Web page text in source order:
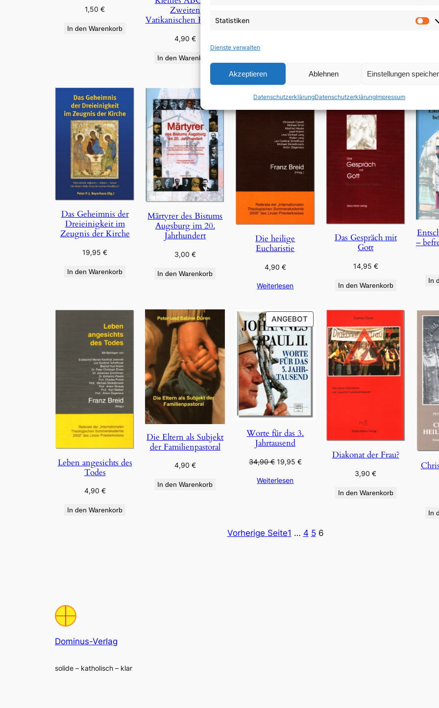
Statistiken
Dienste verwalten
Akzeptieren Ablehnen Einstellungen
DatenschutzerklärungDatenschutzerklärungImpressum
1,50€
In den Warenkorb
Zweiten
Vatikanischen Konzils
4,90 €
In den Warenkorb
In den Warenkorb
In
Das Geheimnis der
Dreieinigkeit im
Zeugnis der Kirche
19,95€
In den Warenkorb
Märtyrer des Bistums
Augsburg im 20.
Jahrhundert
3,00 €
In den Warenkorb
Die heilige
Eucharistie
4,90 €
Weiterlesen
Das Gespräch mit
Gott
14,95 €
In den Warenkorb
–
In
Leben angesichts des
Todes
4,90 €
In den Warenkorb
Die Eltern als Subjekt
der Familienpastoral
4,90 €
In den Warenkorb
ANGEBOTPRODUKT
IM
ANGEBOT
Worte für das 3.
Jahrtausend
34,90€ Ursprünglicher
war:
19,95 €Aktueller
Weiterlesen
Diakonat der Frau?
3,90€
In den Warenkorb
In
Vorherige Seite1 … 4 5 6
Dominus-Verlag
solide – katholisch – klar